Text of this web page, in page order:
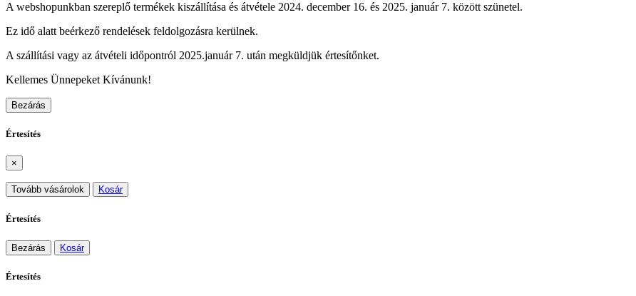
A webshopunkban szereplő termékek kiszállítása és átvétele 2024. december 16. és 2025. január 7. között szünetel.
Ez idő alatt beérkező rendelések feldolgozásra kerülnek.
A szállítási vagy az átvételi időpontról 2025.január 7. után megküldjük értesítőnket.
Kellemes Ünnepeket Kívánunk!
Bezárás
Értesítés
×
Tovább vásárolok Kosár
Értesítés
Bezárás Kosár
Értesítés